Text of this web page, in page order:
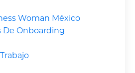
Woman México
De Onboarding